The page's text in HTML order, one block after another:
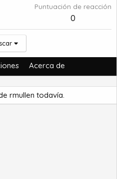
Puntuación de reacción
0
Acerca de
rmullen todavía.